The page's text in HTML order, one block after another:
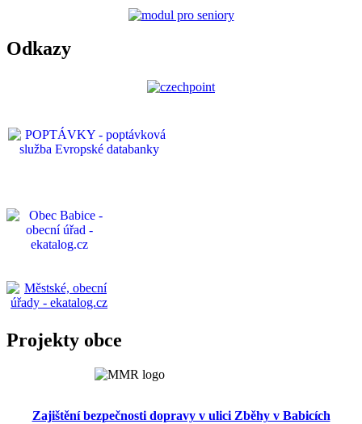
Odkazy
Projekty obce
Zajištění bezpečnosti dopravy v ulici Zběhy v Babicích